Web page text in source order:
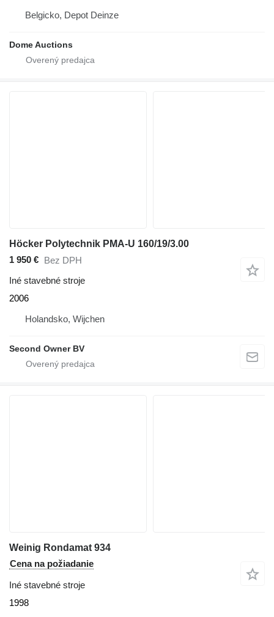
Belgicko, Depot Deinze
Dome Auctions
Höcker Polytechnik PMA-U 160/19/3.00
1 950 € Bez DPH
Iné stavebné stroje
2006
Holandsko, Wijchen
Second Owner BV
Weinig Rondamat 934
Cena na požiadanie
Iné stavebné stroje
1998